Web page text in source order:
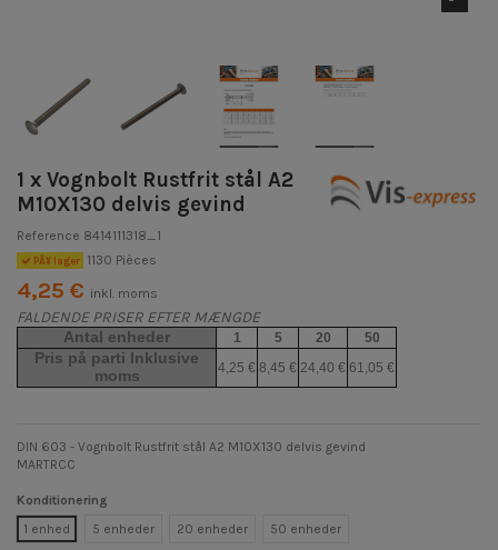
1 x Vognbolt Rustfrit stål A2
M10X130 delvis gevind
Reference 8414111318_1
PÃ¥ lager 1130 Pièces
4,25 € inkl. moms
FALDENDE PRISER EFTER MÆNGDE
Antal enheder 1 5 20 50
Pris på parti Inklusive
moms
4,25 € 8,45 € 24,40 € 61,05 €
DIN 603 - Vognbolt Rustfrit stål A2 M10X130 delvis gevind
MARTRCC
Konditionering
1 enhed
5 enheder 20 enheder 50 enheder